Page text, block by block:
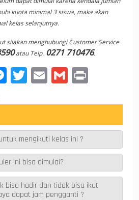
kuota minimal 3 siswa, maka akan
kelas selanjutnya.
silakan menghubungi Customer Service
atau Telp.0271 710476.
M
ss
e
n
g
er
T
itt
er
E
ai
l
G
ai
l
Pr
t
mengikuti kelas ini ?
ini bisa dimulai?
bisa hadir dan tidak bisa ikut
dapat jam pengganti ?